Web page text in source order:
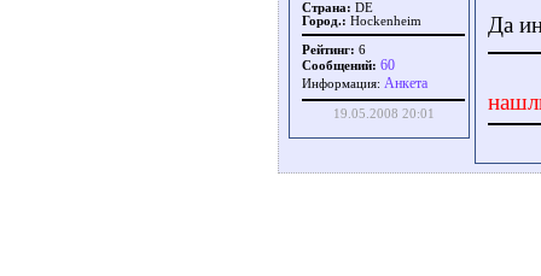
Страна: DE
Город.: Hockenheim
Рейтинг: 6
Сообщений: 60
Информация: Aнкета
19.05.2008 20:01
Да